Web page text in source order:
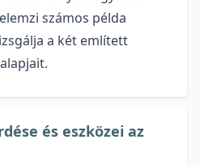
számos példa
a két említett
és eszközei az